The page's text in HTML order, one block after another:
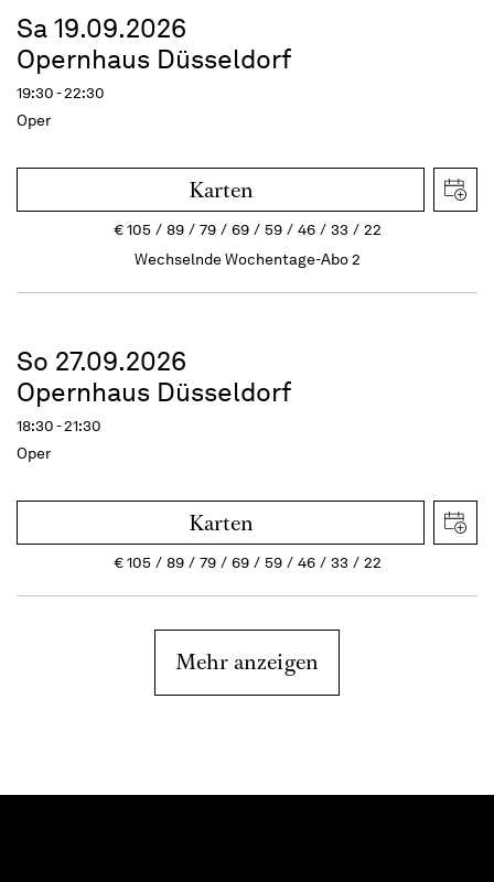
Sa 19.09.2026
Opernhaus Düsseldorf
19:30 - 22:30
Oper
Karten
€105 89 79 69 59 46 33
22
Wechselnde Wochentage-Abo 2
So 27.09.2026
Opernhaus Düsseldorf
18:30 - 21:30
Oper
Karten
€105 89 79 69 59 46 33 22
Mehr anzeigen